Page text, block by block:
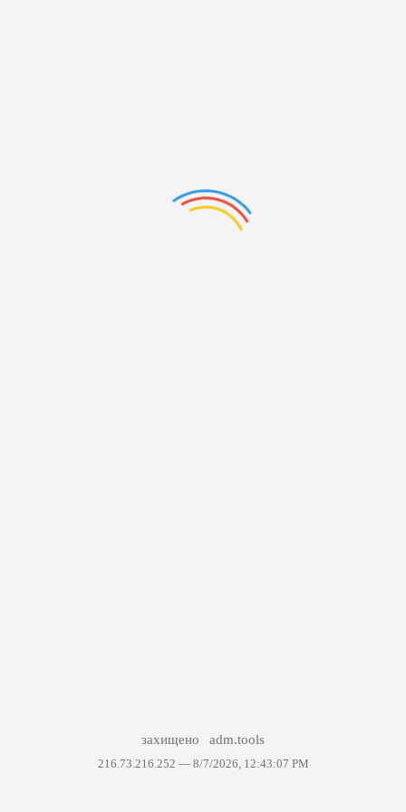
захищено adm.tools
216.73.216.252 — 8/7/2026, 12:43:07 PM